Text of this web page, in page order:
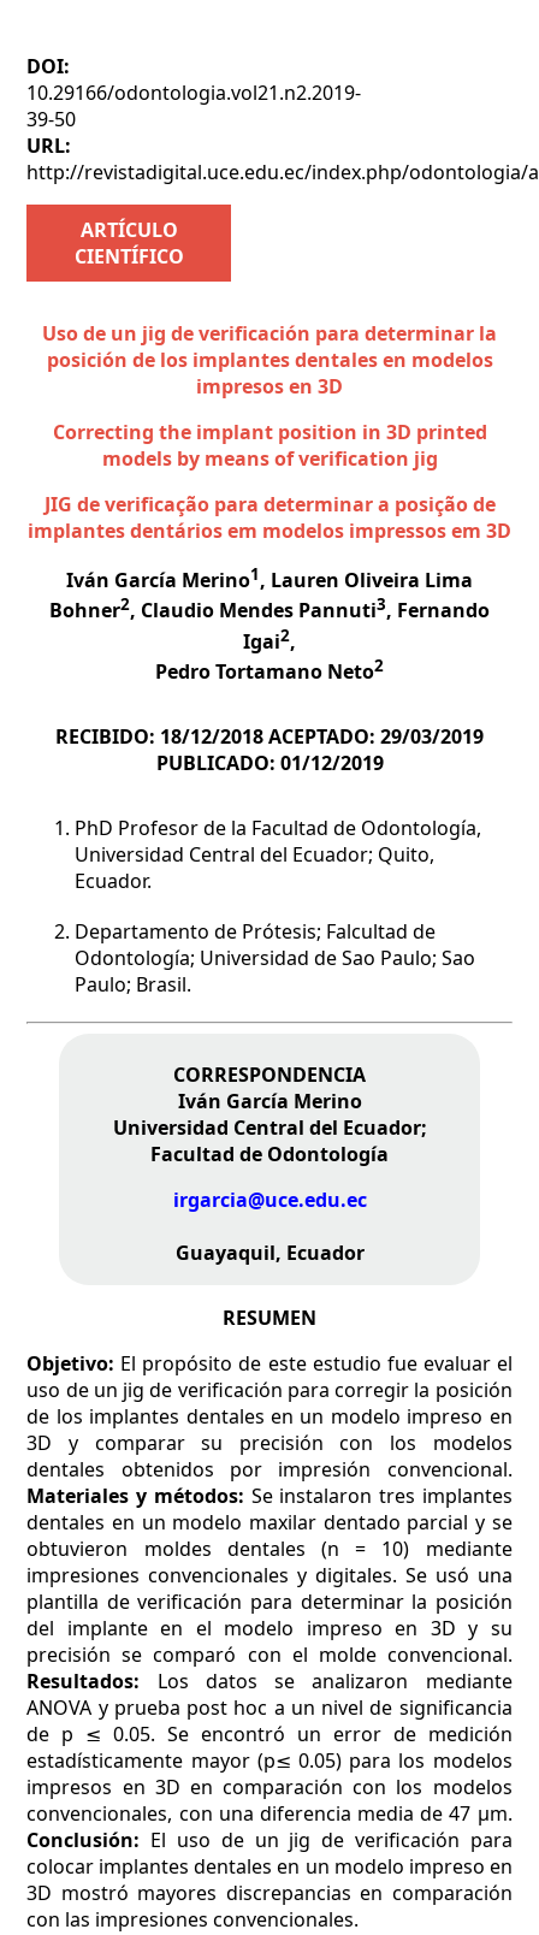
DOI:
10.29166/odontologia.vol21.n2.2019-
39-50
URL:
http://revistadigital.uce.edu.ec/index.php/odontologia/
ARTÍCULO
CIENTÍFICO
Uso de un jig de verificación para determinar la
posición de los implantes dentales en modelos
impresos en 3D
Correcting the implant position in 3D printed
models by means of verification jig
JIG de verificação para determinar a posição de
implantes dentários em modelos impressos em 3D
Iván García Merino1, Lauren Oliveira Lima
Bohner2, Claudio Mendes Pannuti3, Fernando
Igai2,
Pedro Tortamano Neto2
RECIBIDO: 18/12/2018ACEPTADO: 29/03/2019
PUBLICADO: 01/12/2019
PhD Profesor de la Facultad de Odontología,
Universidad Central del Ecuador; Quito,
Ecuador.
Departamento de Prótesis; Falcultad de
Odontología; Universidad de Sao Paulo; Sao
Paulo; Brasil.
CORRESPONDENCIA
Iván García Merino
Universidad Central del Ecuador;
Facultad de Odontología
irgarcia@uce.edu.ec
Guayaquil, Ecuador
RESUMEN
Objetivo: El propósito de este estudio fue evaluar el
uso de un jig de verificación para corregir la posición
de los implantes dentales en un modelo impreso en
3D y comparar su precisión con los modelos
dentales obtenidos por impresión convencional.
Materiales y métodos: Se instalaron tres implantes
dentales en un modelo maxilar dentado parcial y se
obtuvieron moldes dentales (n = 10) mediante
impresiones convencionales y digitales. Se usó una
plantilla de verificación para determinar la posición
del implante en el modelo impreso en 3D y su
precisión se comparó con el molde convencional.
Resultados: Los datos se analizaron mediante
ANOVA y prueba post hoc a un nivel de significancia
de p ≤ 0.05. Se encontró un error de medición
estadísticamente mayor (p≤ 0.05) para los modelos
impresos en 3D en comparación con los modelos
convencionales, con una diferencia media de 47 µm.
Conclusión: El uso de un jig de verificación para
colocar implantes dentales en un modelo impreso en
3D mostró mayores discrepancias en comparación
con las impresiones convencionales.